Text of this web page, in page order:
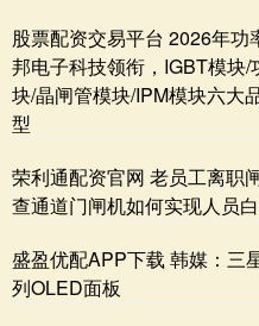
股票配资交易平台 2026年
邦电子科技领衔，IGBT模块
块/晶闸管模块/IPM模块六大
型
荣利通配资官网 老员工离职
查通道门闸机如何实现人员
盛盈优配APP下载 韩媒：三
列OLED面板